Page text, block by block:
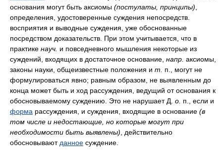
основания могут быть аксиомы (постулаты, принципы)
определения, удостоверенные суждения непосредств.
восприятия и выводные суждения, уже обоснованные
посредством доказательств. При этом учитывается, что в
практике науч. и повседневного мышления некоторые из
суждений, входящих в достаточное основание, напр. аксиомы,
законы науки, общеизвестные положения и т.
п., могут не
формулироваться явно; равным образом, не выявленным до
конца может быть и ход рассуждения, ведущий от основания к
обосновываемому суждению. Это не нарушает Д. о. п., если и
форма рассуждения, и суждения, входящие в основание (в
том числе и недостающие, но которые могут при
необходимости быть выявлены) , действительно
обосновывают данное суждение.